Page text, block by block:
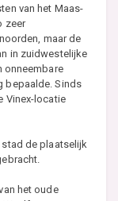
van het Maas-
zeer
maar de
in zuidwestelijke
onneembare
bepaalde. Sinds
Vinex-locatie
stad de plaatselijk
het oude